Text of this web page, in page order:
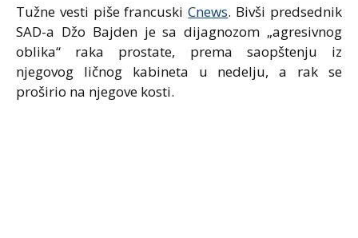
Tužne vesti piše francuskiCnews. Bivši predsednik
SAD-a Džo Bajden je sa dijagnozom „agresivnog
oblika“ raka prostate, prema saopštenju iz
njegovog ličnog kabineta u nedelju, a rak se
proširio na njegove kosti.